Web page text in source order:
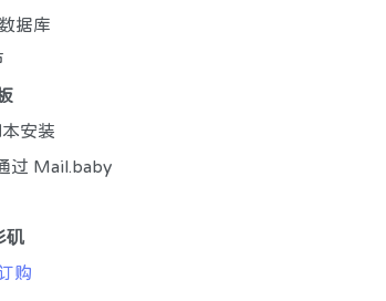
据库
安装
过 Mail.baby
矶
购